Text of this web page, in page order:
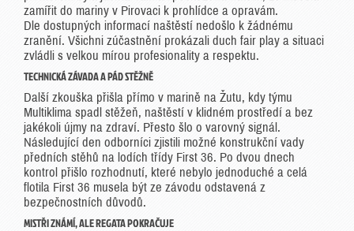
zamířit do mariny v Pirovaci k prohlídce a opravám.
Dle dostupných informací naštěstí nedošlo k žádnému
zranění. Všichni zúčastnění prokázali duch fair play a situaci
zvládli s velkou mírou profesionality a respektu.
TECHNICKÁ ZÁVADA A PÁD STĚŽNĚ
Další zkouška přišla přímo v marině na Žutu, kdy týmu
Multiklima spadl stěžeň, naštěstí v klidném prostředí a bez
jakékoli újmy na zdraví. Přesto šlo o varovný signál.
Následující den odborníci zjistili možné konstrukční vady
předních stěhů na lodích třídy First 36. Po dvou dnech
kontrol přišlo rozhodnutí, které nebylo jednoduché a celá
flotila First 36 musela být ze závodu odstavená z
bezpečnostních důvodů.
MISTŘI ZNÁMÍ, ALE REGATA POKRAČUJE